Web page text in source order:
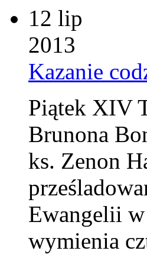
12 lip
2013
Kazanie
Piątek XIV
Brunona
ks. Zenon
Ewangelii
wymienia